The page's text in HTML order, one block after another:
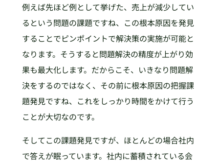
例えば先ほど例として挙げた、売上が減少してい
るという問題の課題ですね、この根本原因を発見
することでピンポイントで解決策の実施が可能と
なります。そうすると問題解決の精度が上がり効
果も最大化します。だからこそ、いきなり問題解
決をするのではなく、その前に根本原因の把握課
題発見ですね、これをしっかり時間をかけて行う
ことが大切なのです。
そしてこの課題発見ですが、ほとんどの場合社内
で答えが眠っています。社内に蓄積されている会